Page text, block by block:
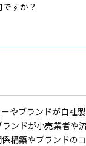
すか？
ブランドが自社
ンドが小売業者
構築やブランドの